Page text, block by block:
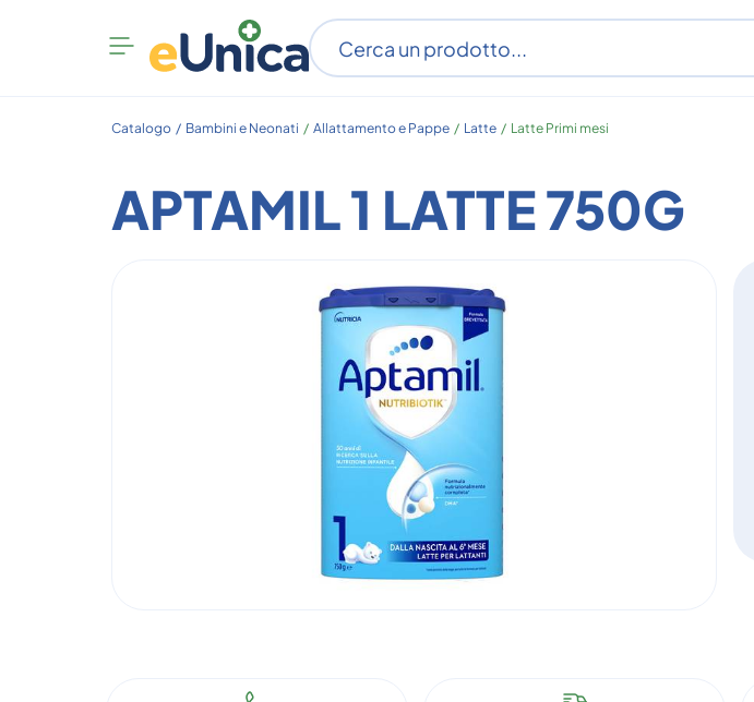
Apri
menu
Catalogo / Bambini e Neonati / Allattamento e Pappe / Latte / Latte Primi mesi
APTAMIL 1 LATTE 750G